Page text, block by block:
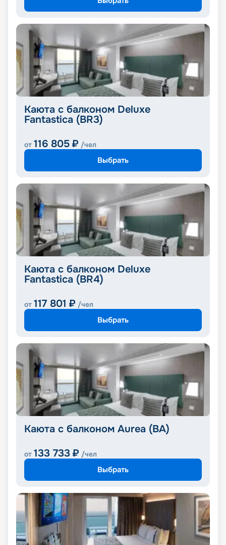
Каюта с балконом Deluxe
Fantastica (BR3)
от 116 805 ₽ /чел
Выбрать
Каюта с балконом Deluxe
Fantastica (BR4)
от 117 801 ₽ /чел
Выбрать
Каюта с балконом Aurea (BA)
от 133 733 ₽ /чел
Выбрать